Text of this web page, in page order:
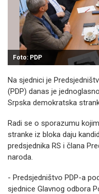
Foto: PDP
Na sjednici je
(PDP) danas je
Srpska demokratska
Radi se o sporazumu
stranke iz bloka daju
predsjednika RS i člana
naroda.
- Predsjedništvo PDP-a
sjednice Glavnog odbora